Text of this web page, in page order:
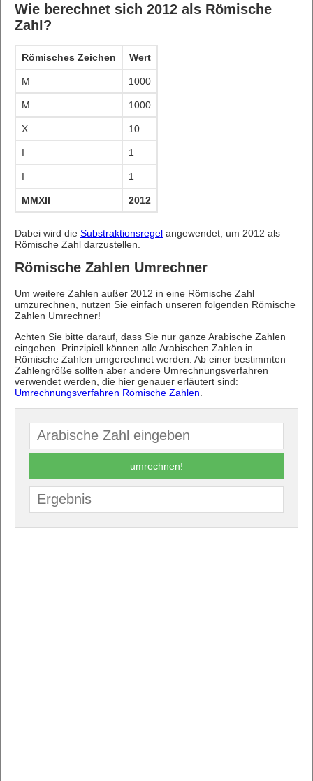
Wie berechnet sich 2012 als Römische
Zahl?
Römisches Zeichen Wert
M 1000
M 1000
X 10
I 1
I 1
MMXII 2012
Dabei wird die Substraktionsregel angewendet, um 2012 als
Römische Zahl darzustellen.
Römische Zahlen Umrechner
Um weitere Zahlen außer 2012 in eine Römische Zahl
umzurechnen, nutzen Sie einfach unseren folgenden Römische
Zahlen Umrechner!
Achten Sie bitte darauf, dass Sie nur ganze Arabische Zahlen
eingeben. Prinzipiell können alle Arabischen Zahlen in
Römische Zahlen umgerechnet werden. Ab einer bestimmten
Zahlengröße sollten aber andere Umrechnungsverfahren
verwendet werden, die hier genauer erläutert sind:
Umrechnungsverfahren Römische Zahlen
umrechnen!